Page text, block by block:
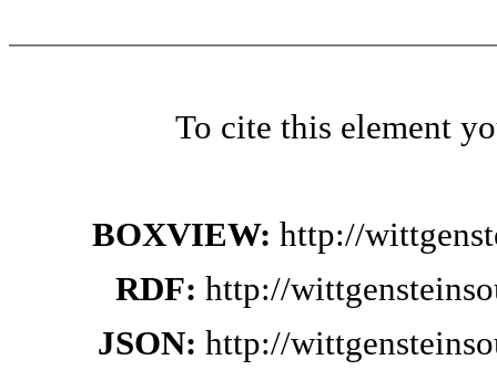
To cite this element
BOXVIEW: http://
RDF: http://
JSON: http://